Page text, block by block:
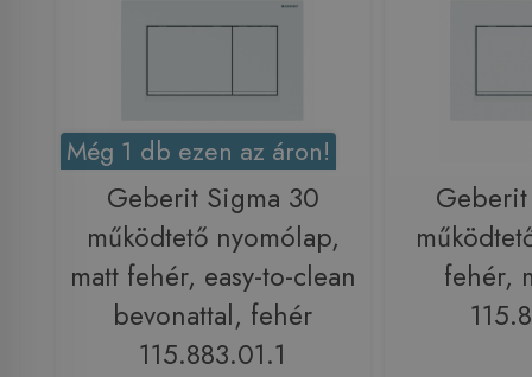
Még 1 db ezen az áron!
Geberit Sigma 30
működtető nyomólap,
matt fehér, easy-to-clean
bevonattal, fehér
115.883.01.1
fehér,